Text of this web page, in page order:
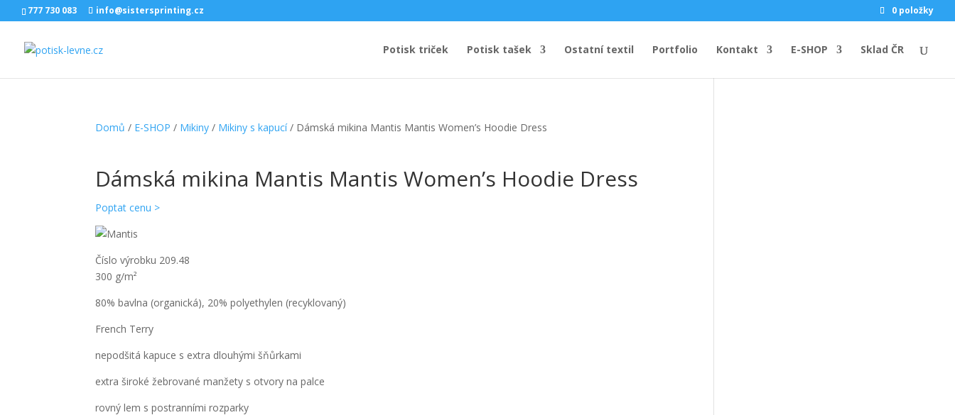
777 730 083 info@sistersprinting.cz 0 položky
Potisk triček Potisk tašek Ostatní textil Portfolio Kontakt E-SHOP Sklad ČR
Domů / E-SHOP / Mikiny / Mikiny s kapucí/ Dámská mikina Mantis Mantis Women’s Hoodie Dress
Dámská mikina Mantis Mantis Women’s Hoodie Dress
Poptat cenu >
Číslo výrobku 209.48
300 g/m²
80% bavlna (organická), 20% polyethylen (recyklovaný)
French Terry
nepodšitá kapuce s extra dlouhými šňůrkami
extra široké žebrované manžety s otvory na palce
rovný lem s postranními rozparky